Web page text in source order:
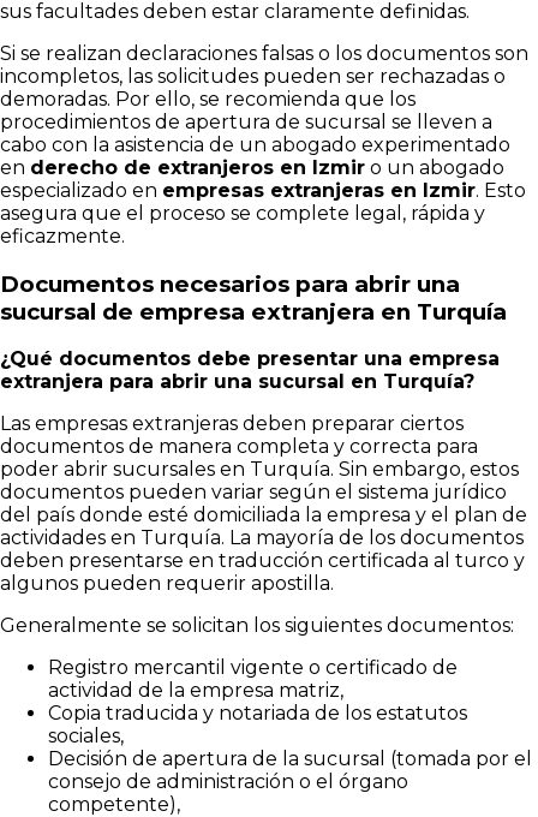
sus facultades deben estar claramente definidas.
Si se realizan declaraciones falsas o los documentos son
incompletos, las solicitudes pueden ser rechazadas o
demoradas. Por ello, se recomienda que los
procedimientos de apertura de sucursal se lleven a
cabo con la asistencia de un abogado experimentado
en derecho de extranjeros en Izmir o un abogado
especializado en empresas extranjeras en Izmir. Esto
asegura que el proceso se complete legal, rápida y
eficazmente.
Documentos necesarios para abrir una
sucursal de empresa extranjera en Turquía
¿Qué documentos debe presentar una empresa
extranjera para abrir una sucursal en Turquía?
Las empresas extranjeras deben preparar ciertos
documentos de manera completa y correcta para
poder abrir sucursales en Turquía. Sin embargo, estos
documentos pueden variar según el sistema jurídico
del país donde esté domiciliada la empresa y el plan de
actividades en Turquía. La mayoría de los documentos
deben presentarse en traducción certificada al turco y
algunos pueden requerir apostilla.
Generalmente se solicitan los siguientes documentos:
Registro mercantil vigente o certificado de
actividad de la empresa matriz,
Copia traducida y notariada de los estatutos
sociales,
Decisión de apertura de la sucursal (tomada por el
consejo de administración o el órgano
competente),